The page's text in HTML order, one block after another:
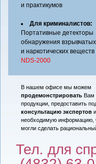
и практикумов
Для криминалистов:
Портативные детекторы
обнаружения взрывчатых
и наркотических веществ
NDS-2000
В нашем офисе мы можем
продемонстрировать Вам
продукции, предоставить
консультацию экспертов
необходимую информацию,
могли сделать
Тел. для